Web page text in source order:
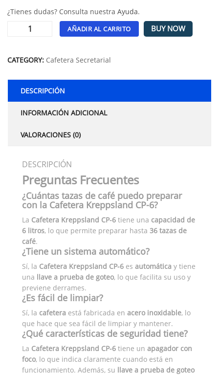
¿Tienes dudas? Consulta nuestra Ayuda.
AÑADIR AL CARRITO BUY NOW
CATEGORY: Cafetera Secretarial
DESCRIPCIÓN
INFORMACIÓN ADICIONAL
VALORACIONES (0)
DESCRIPCIÓN
Preguntas Frecuentes
¿Cuántas tazas de café puedo preparar
con la Cafetera Kreppsland CP-6?
La Cafetera Kreppsland CP-6 tiene una capacidad de
6 litros, lo que permite preparar hasta 36 tazas de
café.
¿Tiene un sistema automático?
Sí, la Cafetera Kreppsland CP-6 es automática y tiene
una llave a prueba de goteo, lo que facilita su uso y
previene derrames.
¿Es fácil de limpiar?
Sí, la cafetera está fabricada en acero inoxidable, lo
que hace que sea fácil de limpiar y mantener.
¿Qué características de seguridad tiene?
La Cafetera Kreppsland CP-6 tiene un apagador con
foco, lo que indica claramente cuando está en
funcionamiento. Además, su llave a prueba de goteo